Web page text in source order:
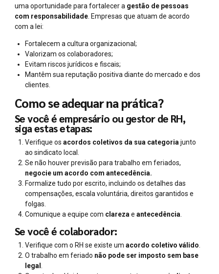
uma oportunidade para fortalecer a gestão de pessoas
com responsabilidade . Empresas que atuam de acordo
com a lei:
Fortalecem a cultura organizacional;
Valorizam os colaboradores;
Evitam riscos jurídicos e fiscais;
Mantêm sua reputação positiva diante do mercado e dos
clientes.
Como se adequar na prática?
Se você é empresário ou gestor de RH,
siga estas etapas:
Verifique os acordos coletivos da sua categoria junto
ao sindicato local.
Se não houver previsão para trabalho em feriados,
negocie um acordo com antecedência.
Formalize tudo por escrito, incluindo os detalhes das
compensações, escala voluntária, direitos garantidos e
folgas.
Comunique a equipe com clareza e antecedência
Se você é colaborador:
Verifique com o RH se existe um acordo coletivo válido.
O trabalho em feriado não pode ser imposto sem base
legal .